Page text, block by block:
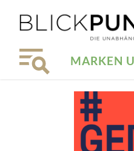
MARKEN